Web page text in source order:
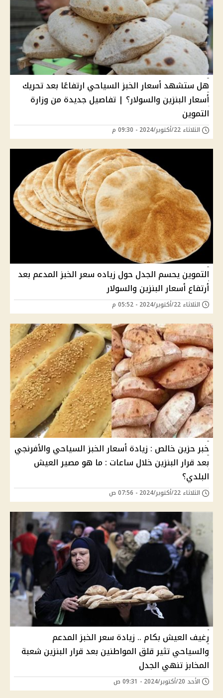
هل ستشهد أسعار الخبز السياحي ارتفاعًا بعد تحريك
أسعار البنزين والسولار؟ | تفاصيل جديدة من وزارة
التموين
الثلاثاء 22/أكتوبر/2024 - 09:30 م
التموين يحسم الجدل حول زياده سعر الخبز المدعم بعد
أرتفاع أسعار البنزين والسولار
الثلاثاء 22/أكتوبر/2024 - 05:52 م
خبر حزين خالص : زيادة أسعار الخبز السياحي والأفرنجي
بعد قرار البنزين خلال ساعات : ما هو مصير العيش
البلدي؟
الثلاثاء 22/أكتوبر/2024 - 07:56 ص
رغيف العيش بكام .. زيادة سعر الخبز المدعم
والسياحي تثير قلق المواطنين بعد قرار البنزين شعبة
المخابز تنهي الجدل
الأحد 20/أكتوبر/2024 - 09:31 ص